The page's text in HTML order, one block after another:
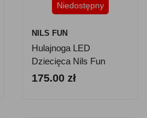
Niedostępny
NILS FUN
Hulajnoga LED
Dziecięca Nils Fun
HLB122 - Różowa
175.00 zł